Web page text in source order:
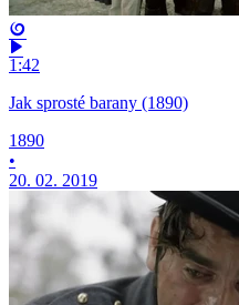
1:42
Jak sprosté barany (1890)
1890
•
20. 02. 2019